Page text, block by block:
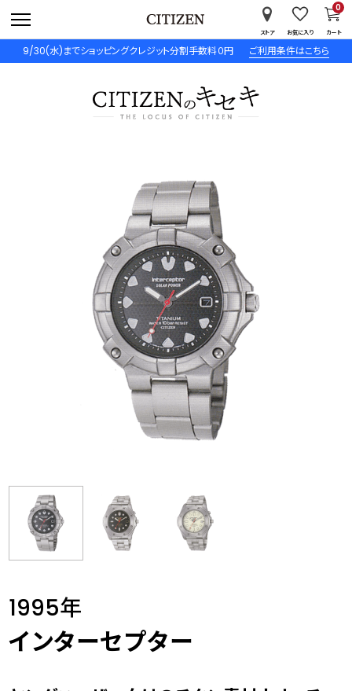
9/30(水)までショッピングクレジット分割手数料０円 ご利用条件はこちら
ストア お気に入り カート
0
1995年
インターセプター